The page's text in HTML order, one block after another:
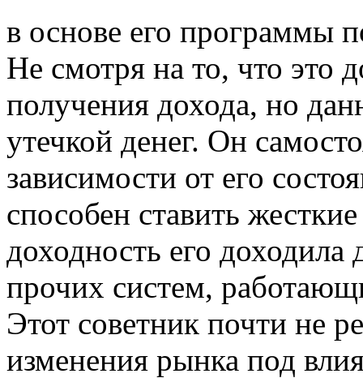
в основе его программы
Не смотря на то, что это
получения дохода, но
утечкой денег. Он
зависимости от его
способен ставить
доходность его
прочих систем,
Этот советник почти не
изменения рынка под